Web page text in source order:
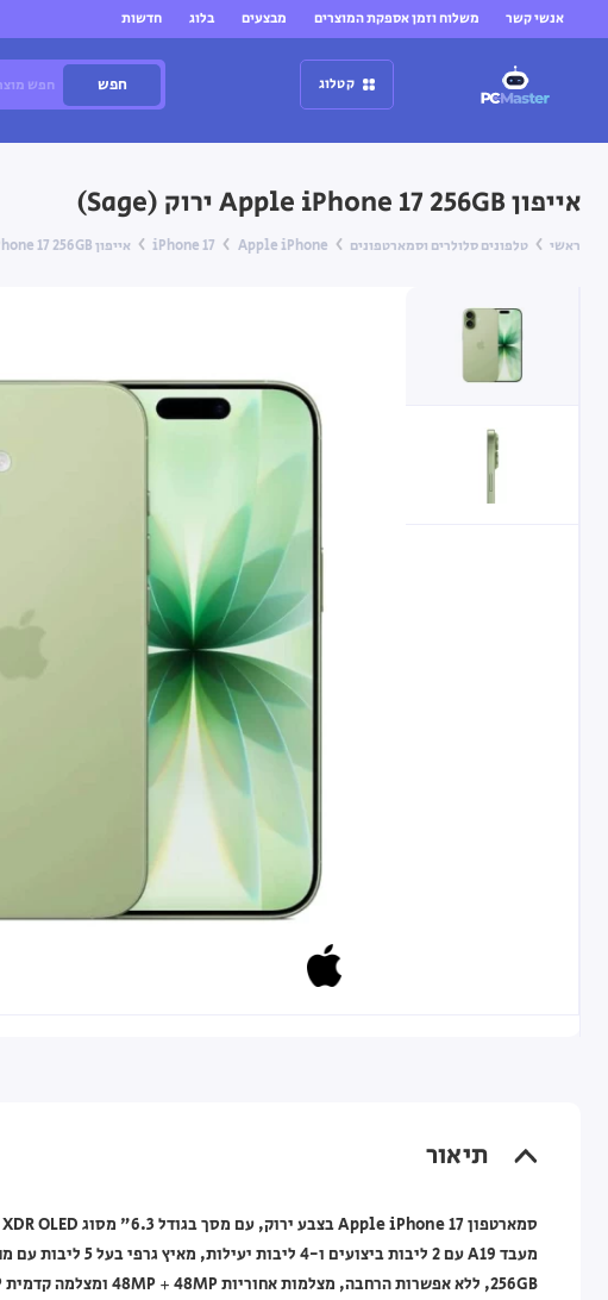
אנשי קשר משלוח וזמן אספקת המוצרים מבצעים בלוג חדשות
קטלוג חפש
אייפון Apple iPhone 17 ‎256GB ירוק (Sage)
ראשי טלפונים סלולרים וסמארטפונים Apple iPhone
iPhone 17 אייפון Apple iPhone 17 ‎256GB ירוק (Sage)
תיאור